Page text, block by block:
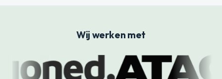
Wij werken met